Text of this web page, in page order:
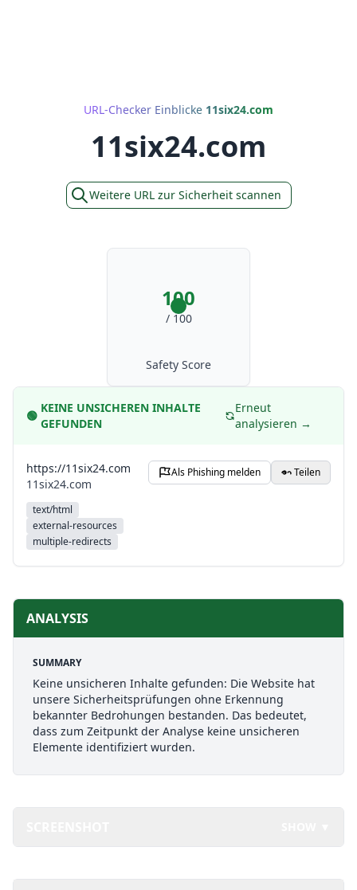
URL-Checker Einblicke 11six24.com
11six24.com
Weitere URL zur Sicherheit scannen
100
/ 100
Safety Score
🟢
KEINE UNSICHEREN INHALTE
GEFUNDEN
Erneut
analysieren →
https://11six24.com
11six24.com
text/html
external-resources
multiple-redirects
Als Phishing melden Teilen
ANALYSIS
SUMMARY
Keine unsicheren Inhalte gefunden: Die Website hat
unsere Sicherheitsprüfungen ohne Erkennung
bekannter Bedrohungen bestanden. Das bedeutet,
dass zum Zeitpunkt der Analyse keine unsicheren
Elemente identifiziert wurden.